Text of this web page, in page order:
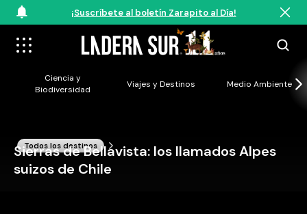
¡Suscríbete al boletín Zarapito al Día!
Ciencia y
Biodiversidad
Viajes y Destinos Medio Ambiente
Todos los destinos
Sierras de Bellavista: los llamados Alpes
suizos de Chile